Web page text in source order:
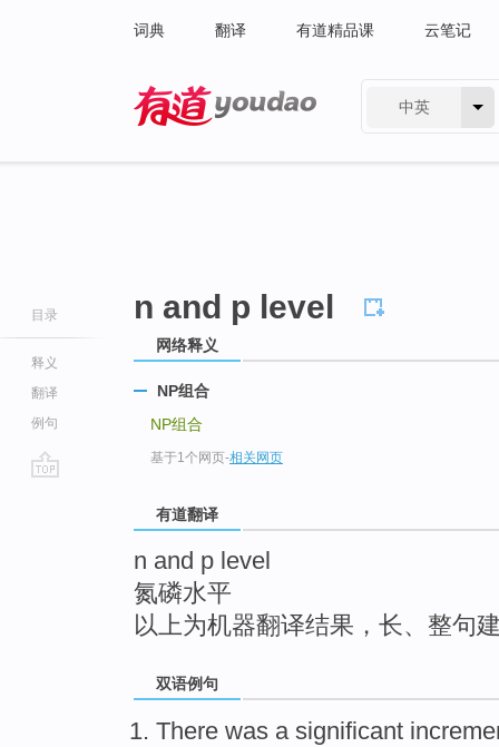
词典 翻译 有道精品课 云笔记
中英
目录
释义
翻译
例句
n and p level
网络释义
NP组合
NP组合
基于1个网页-相关网页
有道翻译
n and p level
氮磷水平
以上为机器翻译结果，长、整句
双语例句
There was a significant